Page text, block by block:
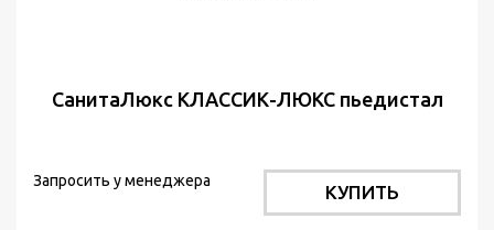
СанитаЛюкс КЛАССИК-ЛЮКС пьедистал
Запросить у менеджера
КУПИТЬ